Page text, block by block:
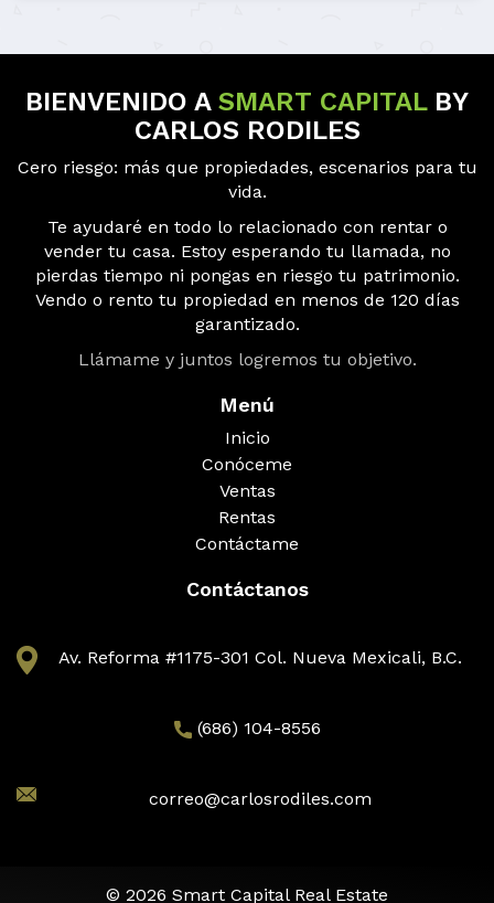
BIENVENIDO A SMART CAPITALBY
CARLOS RODILES
Cero riesgo: más que propiedades, escenarios para tu
vida.
Te ayudaré en todo lo relacionado con rentar o
vender tu casa. Estoy esperando tu llamada, no
pierdas tiempo ni pongas en riesgo tu patrimonio.
Vendo o rento tu propiedad en menos de 120 días
garantizado.
Llámame y juntos logremos tu objetivo.
Menú
Inicio
Conóceme
Ventas
Rentas
Contáctame
Contáctanos
Av. Reforma #1175-301 Col. Nueva Mexicali, B.C.
(686) 104-8556
correo@carlosrodiles.com
© 2026 Smart Capital Real Estate